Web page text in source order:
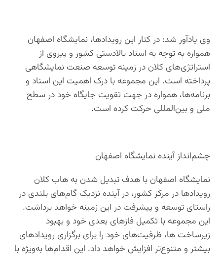
وی یادآور شد: در کنار این رویدادها، نمایشگاه اصفهان
همواره به توجه به اسناد بالادستی کشور و پیروی از
استراتژی‌های کلان در زمینه توسعه صنعت نمایشگاهی
پرداخته است. این مجموعه با درک اهمیت این اسناد و
برنامه‌ها، همواره در جهت تقویت جایگاه خود در سطح
ملی و بین‌المللی حرکت کرده است.
چشم‌انداز آینده نمایشگاه اصفهان
نمایشگاه اصفهان با هدف تبدیل شدن به هاب کلان
رویدادها در مرکز کشور، در آینده نزدیک گام‌های بلندی در
راستای توسعه و پیشرفت در این زمینه خواهد برداشت.
این مجموعه با تکمیل فازهای بعدی خود و بهبود
زیرساخت ها، ظرفیت‌های خود را برای برگزاری رویدادهای
بیشتر و متنوع‌تر افزایش خواهد داد. این اقدام‌ها به‌ویژه با